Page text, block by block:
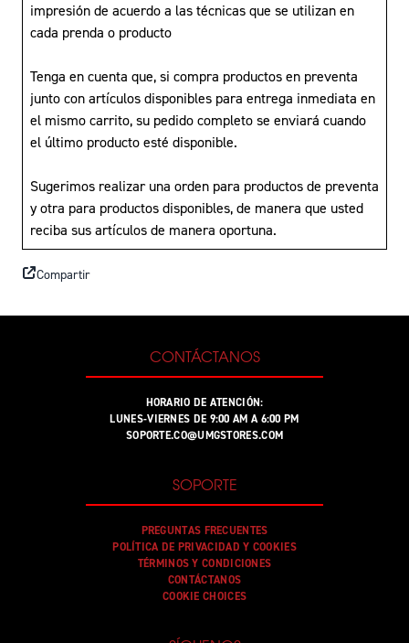
impresión de acuerdo a las técnicas que se utilizan en
cada prenda o producto
Tenga en cuenta que, si compra productos en preventa
junto con artículos disponibles para entrega inmediata en
el mismo carrito, su pedido completo se enviará cuando
el último producto esté disponible.
Sugerimos realizar una orden para productos de preventa
y otra para productos disponibles, de manera que usted
reciba sus artículos de manera oportuna.
Compartir
CONTÁCTANOS
HORARIO DE ATENCIÓN:
LUNES-VIERNES DE 9:00 AM A 6:00 PM
SOPORTE.CO@UMGSTORES.COM
SOPORTE
PREGUNTAS FRECUENTES
POLÍTICA DE PRIVACIDAD Y COOKIES
TÉRMINOS Y CONDICIONES
CONTÁCTANOS
COOKIE CHOICES